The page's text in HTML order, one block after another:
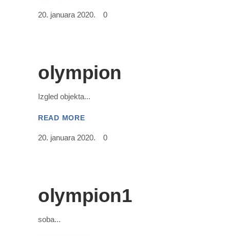
20. januara 2020. 0
olympion
Izgled objekta
READ MORE
20. januara 2020. 0
olympion1
soba